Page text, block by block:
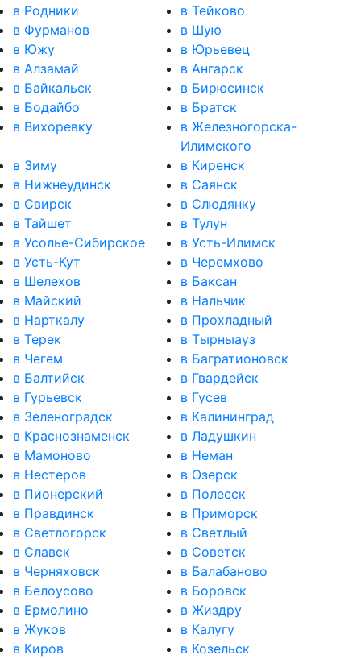
в Родники
в Тейково
в Фурманов
в Шую
в Южу
в Юрьевец
в Алзамай
в Ангарск
в Байкальск
в Бирюсинск
в Бодайбо
в Братск
в Вихоревку
в Железногорска-
Илимского
в Зиму
в Киренск
в Нижнеудинск
в Саянск
в Свирск
в Слюдянку
в Тайшет
в Тулун
в Усолье-Сибирское
в Усть-Илимск
в Усть-Кут
в Черемхово
в Шелехов
в Баксан
в Майский
в Нальчик
в Нарткалу
в Прохладный
в Терек
в Тырныауз
в Чегем
в Багратионовск
в Балтийск
в Гвардейск
в Гурьевск
в Гусев
в Зеленоградск
в Калининград
в Краснознаменск
в Ладушкин
в Мамоново
в Неман
в Нестеров
в Озерск
в Пионерский
в Полесск
в Правдинск
в Приморск
в Светлогорск
в Светлый
в Славск
в Советск
в Черняховск
в Балабаново
в Белоусово
в Боровск
в Ермолино
в Жиздру
в Жуков
в Калугу
в Киров
в Козельск